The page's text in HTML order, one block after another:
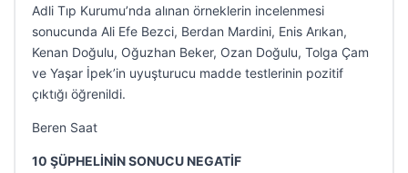
Adli Tıp Kurumu’nda alınan örneklerin incelenmesi
sonucunda Ali Efe Bezci, Berdan Mardini, Enis Arıkan,
Kenan Doğulu, Oğuzhan Beker, Ozan Doğulu, Tolga Çam
ve Yaşar İpek’in uyuşturucu madde testlerinin pozitif
çıktığı öğrenildi.
Beren Saat
10 ŞÜPHELİNİN SONUCU NEGATİF